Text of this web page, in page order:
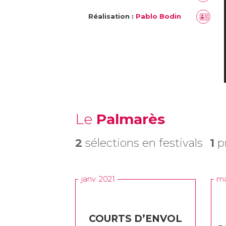
Réalisation : Pablo Bodin
Le Palmarès
2 sélections en festivals 1
janv. 2021
COURTS D’ENVOL